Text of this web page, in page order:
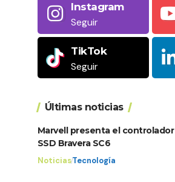
Instagram
Seguir
TikTok
Seguir
Últimas noticias
Marvell presenta el controlador
SSD Bravera SC6
NoticiasTecnología